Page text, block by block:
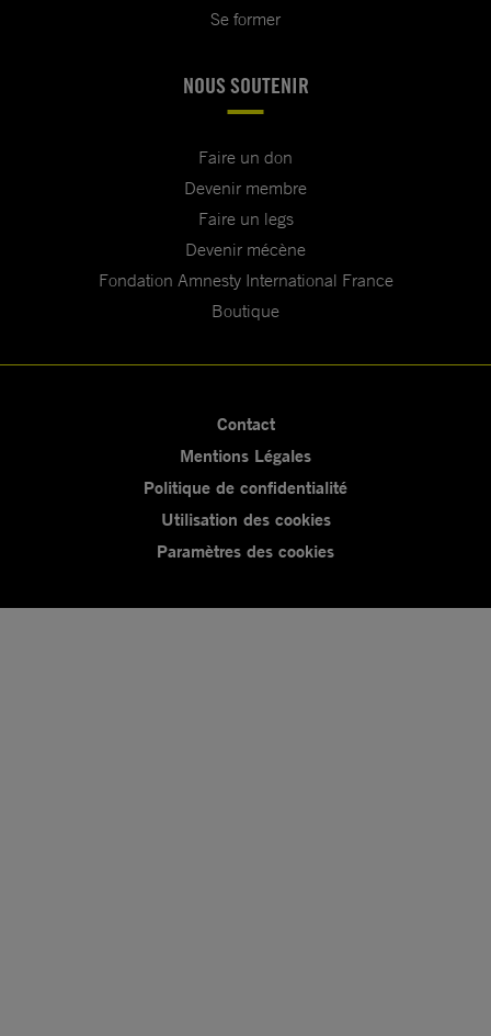
Se former
NOUS SOUTENIR
Faire un don
Devenir membre
Faire un legs
Devenir mécène
Fondation Amnesty International France
Boutique
Contact
Mentions Légales
Politique de confidentialité
Utilisation des cookies
Paramètres des cookies